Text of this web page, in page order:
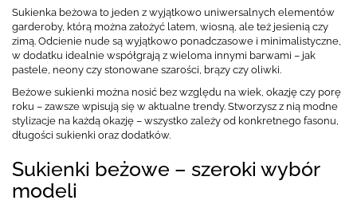
Sukienka beżowa to jeden z wyjątkowo uniwersalnych elementów
garderoby, którą można założyć latem, wiosną, ale też jesienią czy
zimą. Odcienie nude są wyjątkowo ponadczasowe i minimalistyczne,
w dodatku idealnie współgrają z wieloma innymi barwami – jak
pastele, neony czy stonowane szarości, brązy czy oliwki.
Beżowe sukienki można nosić bez względu na wiek, okazję czy porę
roku – zawsze wpisują się w aktualne trendy. Stworzysz z nią modne
stylizacje na każdą okazję – wszystko zależy od konkretnego fasonu,
długości sukienki oraz dodatków.
Sukienki beżowe – szeroki wybór
modeli